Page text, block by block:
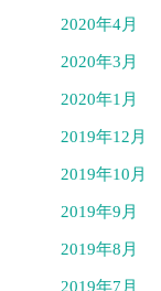
2020年4月
2020年3月
2020年1月
2019年12月
2019年10月
2019年9月
2019年8月
2019年7月